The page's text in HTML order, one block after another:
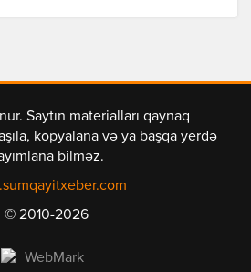
Saytın materialları qaynaq
kopyalana və ya başqa yerdə
bilməz.
© 2010-2026